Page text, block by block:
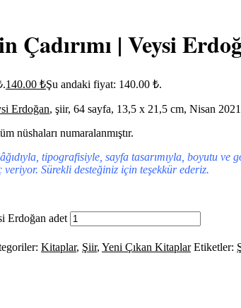
Çadırımı | Veysi
140.00 ₺Şu andaki fiyat: 140.00 ₺.
Erdoğan, şiir, 64 sayfa, 13,5 x 21,5 cm, Nisan
nüshaları numaralanmıştır.
tipografisiyle, sayfa tasarımıyla, boyutu
Sürekli desteğiniz için teşekkür ederiz.
Erdoğan adet
Kitaplar, Şiir, Yeni Çıkan Kitaplar Etiketler: